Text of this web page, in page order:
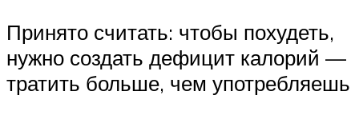
Принято считать: чтобы похудеть,
нужно создать дефицит калорий —
тратить больше, чем употребляешь